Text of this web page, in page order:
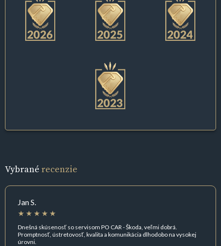
Vybrané recenzie
Jan S.
Dnešná skúsenosť so servisom PO CAR - Škoda, veľmi dobrá.
Promptnosť, ústretovosť, kvalita a komunikácia dlhodobo na vysokej
úrovni.